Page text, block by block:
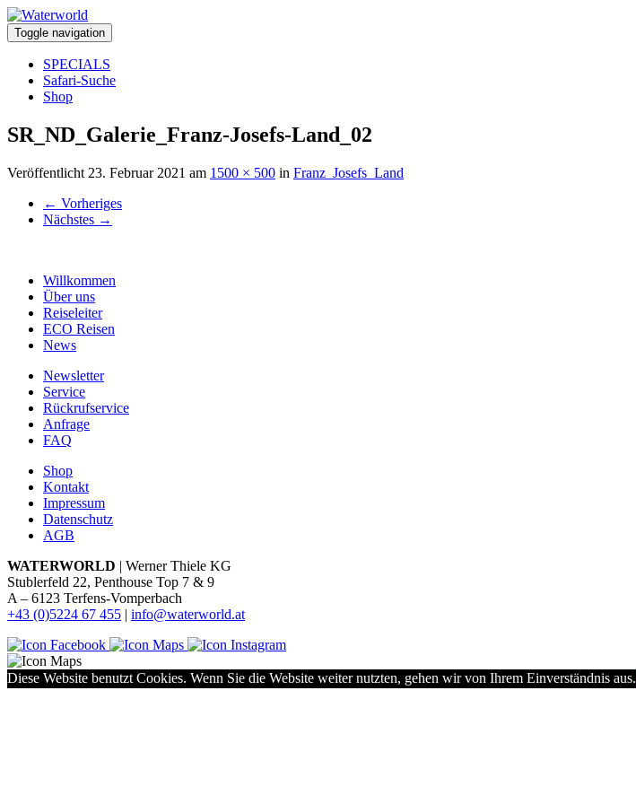
Toggle navigation
SPECIALS
Safari-Suche
Shop
SR_ND_Galerie_Franz-Josefs-Land_02
Veröffentlicht 23. Februar 2021 am 1500 × 500 in Franz_Josefs_Land
← Vorheriges
Nächstes →
Willkommen
Über uns
Reiseleiter
ECO Reisen
News
Newsletter
Service
Rückrufservice
Anfrage
FAQ
Shop
Kontakt
Impressum
Datenschutz
AGB
WATERWORLD | Werner Thiele KG
Stublerfeld 22, Penthouse Top 7 & 9
A – 6123 Terfens-Vomperbach
+43 (0)5224 67 455 | info@waterworld.at
Diese Website benutzt Cookies. Wenn Sie die Website weiter nutzten, gehen wir von Ihrem Einverständnis aus.